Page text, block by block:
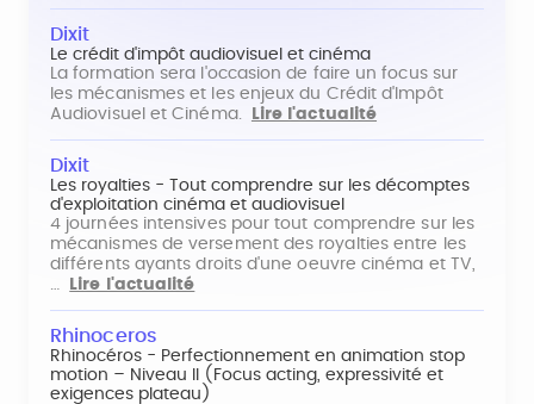
Dixit
Le crédit d'impôt audiovisuel et cinéma
La formation sera l'occasion de faire un focus sur
les mécanismes et les enjeux du Crédit d'Impôt
Audiovisuel et Cinéma.
Lire l'actualité
Dixit
Les royalties - Tout comprendre sur les décomptes
d'exploitation cinéma et audiovisuel
4 journées intensives pour tout comprendre sur les
mécanismes de versement des royalties entre les
différents ayants droits d'une oeuvre cinéma et TV,
…
Lire l'actualité
Rhinoceros
Rhinocéros - Perfectionnement en animation stop
motion – Niveau II (Focus acting, expressivité et
exigences plateau)